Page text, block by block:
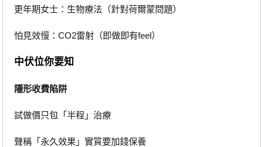
更年期女士：生物療法（針對荷爾蒙問題）
怕見效慢：CO2雷射（即做即有feel）
中伏位你要知
隱形收費陷阱
試做價只包「半程」治療
聲稱「永久效果」實質要加錢保養